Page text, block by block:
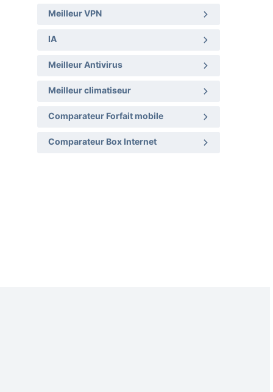
Meilleur VPN
IA
Meilleur Antivirus
Meilleur climatiseur
Comparateur Forfait mobile
Comparateur Box Internet